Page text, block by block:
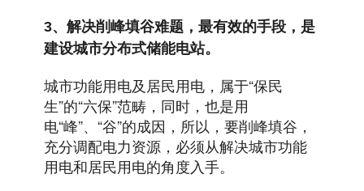
3、解决削峰填谷难题，最有效的手段，是
建设城市分布式储能电站。
城市功能用电及居民用电，属于“保民
生”的“六保”范畴，同时，也是用
电“峰”、“谷”的成因，所以，要削峰填谷，
充分调配电力资源，必须从解决城市功能
用电和居民用电的角度入手。